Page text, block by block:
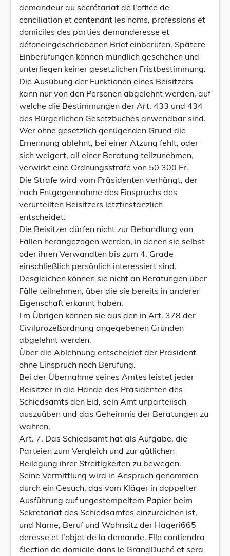
demandeur au secrétariat de l'office de
conciliation et contenant les noms, professions et
domiciles des parties demanderesse et
défoneingeschriebenen Brief einberufen. Spätere
Einberufungen können mündlich geschehen und
unterliegen keiner gesetzlichen Fristbestimmung.
Die Ausübung der Funktionen eines Beisitzers
kann nur von den Personen abgelehnt werden, auf
welche die Bestimmungen der Art. 433 und 434
des Bürgerlichen Gesetzbuches anwendbar sind.
Wer ohne gesetzlich genügenden Grund die
Ernennung ablehnt, bei einer Atzung fehlt, oder
sich weigert, all einer Beratung teilzunehmen,
verwirkt eine Ordnungsstrafe von 50 300 Fr.
Die Strafe wird vom Präsidenten verhängt, der
nach Entgegennahme des Einspruchs des
verurteilten Beisitzers letztinstanzlich
entscheidet.
Die Beisitzer dürfen nicht zur Behandlung von
Fällen herangezogen werden, in denen sie selbst
oder ihren Verwandten bis zum 4. Grade
einschließlich persönlich interessiert sind.
Desgleichen können sie nicht an Beratungen über
Fälle teilnehmen, über die sie bereits in anderer
Eigenschaft erkannt haben.
I m Übrigen können sie aus den in Art. 378 der
Civilprozeßordnung angegebenen Gründen
abgelehnt werden.
Über die Ablehnung entscheidet der Präsident
ohne Einspruch noch Berufung.
Bei der Übernahme seines Amtes leistet jeder
Beisitzer in die Hände des Präsidenten des
Schiedsamts den Eid, sein Amt unparteiisch
auszuüben und das Geheimnis der Beratungen zu
wahren.
Art. 7. Das Schiedsamt hat als Aufgabe, die
Parteien zum Vergleich und zur gütlichen
Beilegung ihrer Streitigkeiten zu bewegen.
Seine Vermittlung wird in Anspruch genommen
durch ein Gesuch, das vom Kläger in doppelter
Ausführung auf ungestempeltem Papier beim
Sekretariat des Schiedsamtes einzureichen ist,
und Name, Beruf und Wohnsitz der Hageri665
deresse et l'objet de la demande. Elle contiendra
élection de domicile dans le GrandDuché et sera